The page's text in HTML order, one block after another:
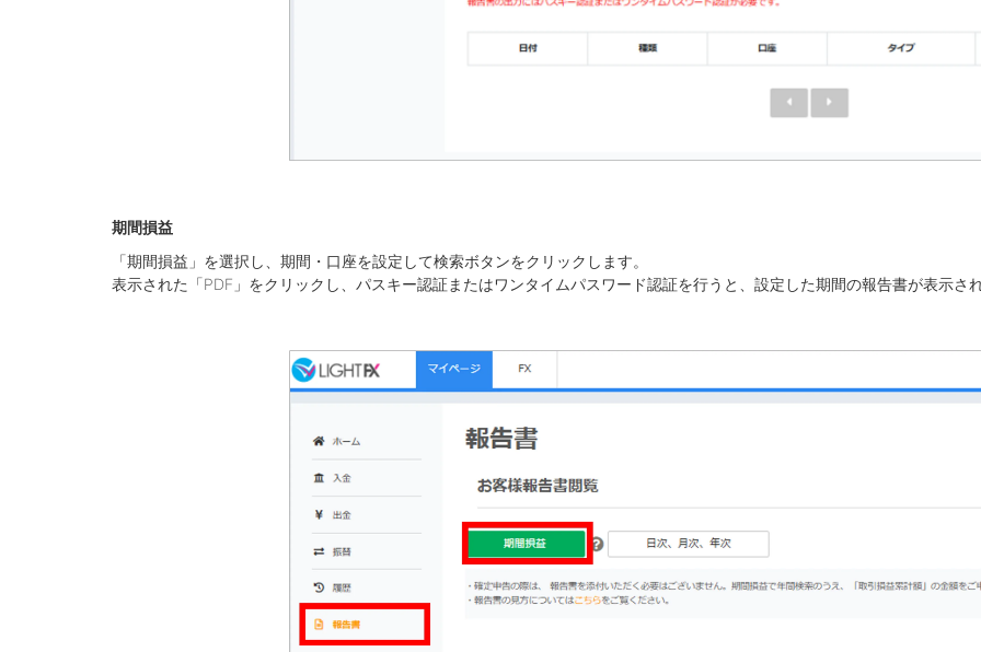
期間損益
「期間損益」を選択し、期間・口座を設定して検索ボタンをクリックします。
表示された「PDF」をクリックし、パスキー認証またはワンタイムパスワード認証を行うと、設定した期間の報告書が表示さ